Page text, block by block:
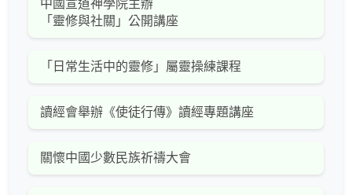
中國宣道神學院主辦
「靈修與社關」公開講座
「日常生活中的靈修」屬靈操練課程
讀經會舉辦《使徒行傳》讀經專題講座
關懷中國少數民族祈禱大會